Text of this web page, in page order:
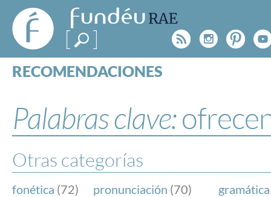
FundéuRAE
- Fundación
del Español
Urgente
Rss
RECOMENDACIONES
ESPECIALES
BLOG
NOTICIAS
SOBRE LA FUNDÉURAE
Palabras clave:
Otras categorías
fonética (72) pronunciación (70) gramática